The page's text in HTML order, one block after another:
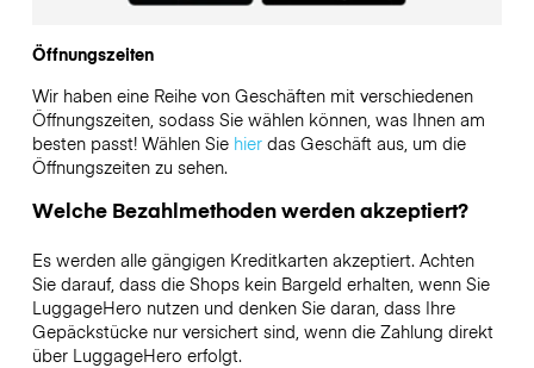
Öffnungszeiten
Wir haben eine Reihe von Geschäften mit verschiedenen
Öffnungszeiten, sodass Sie wählen können, was Ihnen am
besten passt! Wählen Sie hierdas Geschäft aus, um die
Öffnungszeiten zu sehen.
Welche Bezahlmethoden werden akzeptiert?
Es werden alle gängigen Kreditkarten akzeptiert. Achten
Sie darauf, dass die Shops kein Bargeld erhalten, wenn Sie
LuggageHero nutzen und denken Sie daran, dass Ihre
Gepäckstücke nur versichert sind, wenn die Zahlung direkt
über LuggageHero erfolgt.